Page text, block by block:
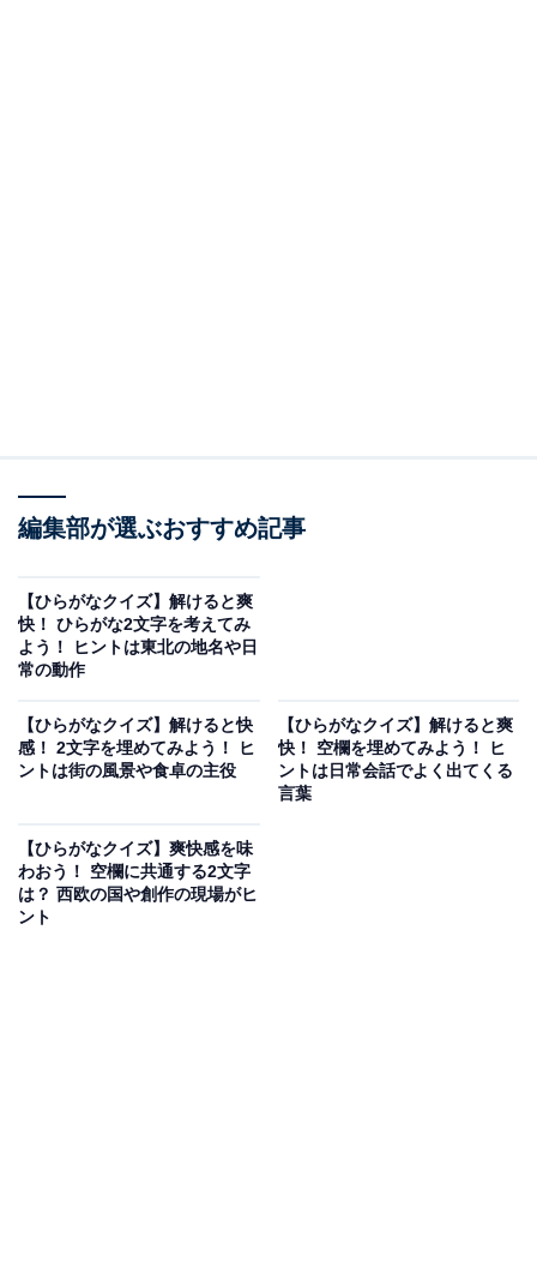
きょ□□く
が□□う
ヒント：地球の最も北の果て、または物事がこれ以上行
けないところまで到達した極限の状態を何と言います
正解を見る
編集部が選ぶおすすめ記事
【ひらがなクイズ】解けると爽
快！ ひらがな2文字を考えてみ
よう！ ヒントは東北の地名や日
常の動作
【ひらがなクイズ】解けると快
感！ 2文字を埋めてみよう！ ヒ
ントは街の風景や食卓の主役
【ひらがなクイズ】解けると爽
快！ 空欄を埋めてみよう！ ヒ
ントは日常会話でよく出てくる
言葉
【ひらがなクイズ】爽快感を味
わおう！ 空欄に共通する2文字
は？ 西欧の国や創作の現場がヒ
ント